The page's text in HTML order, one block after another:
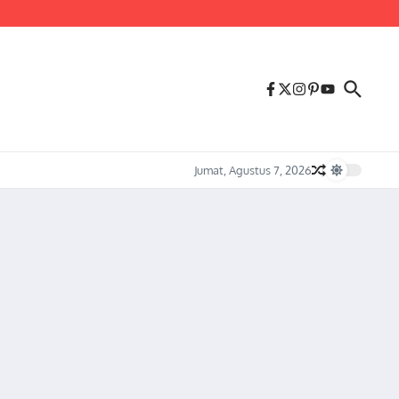
Melonjaknya Harga dan Kelangkaan Solar Bersubsidi.
Jumat, Agustus 7, 2026